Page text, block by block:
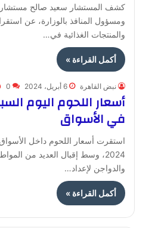
كشف المستشار سعيد صالح مستشار
ومسؤول المنافذ بالوزارة، عن
والمنتجات الغذائية في…
أكمل القراءة »
نبض القاهرة 6 أبريل، 2024 0
في الأسواق
2024، وسط إقبال العديد من
والدواجن لإعداد…
أكمل القراءة »